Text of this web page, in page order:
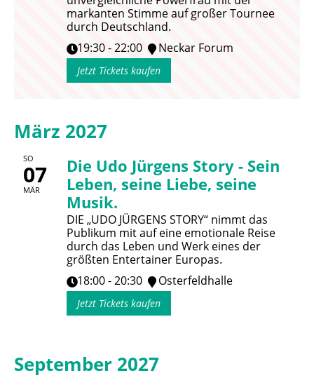
markanten Stimme auf großer Tournee
durch Deutschland.
19:30 - 22:00
Neckar Forum
Jetzt Tickets kaufen
März 2027
SO
07
MÄR
Die Udo Jürgens Story - Sein
Leben, seine Liebe, seine
Musik.
DIE „UDO JÜRGENS STORY“ nimmt das
Publikum mit auf eine emotionale Reise
durch das Leben und Werk eines der
größten Entertainer Europas.
18:00 - 20:30
Osterfeldhalle
Jetzt Tickets kaufen
September 2027